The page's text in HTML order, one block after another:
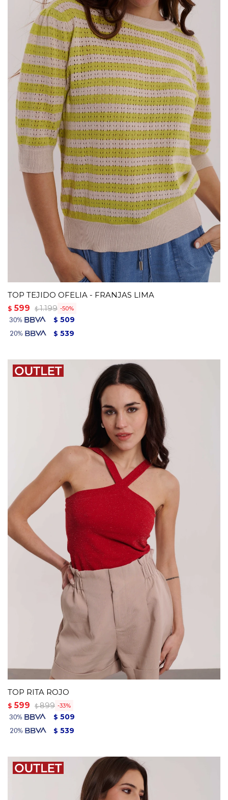
TOP TEJIDO OFELIA - FRANJAS LIMA
$ 599 $ 1.199 50
$ 509
$ 539
TOP RITA ROJO
$ 599 $ 899 33
$ 509
$ 539